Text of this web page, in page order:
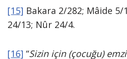
[15] Bakara 2/282; Mâide
24/13; Nûr 24/4.
[16] “Sizin için (çocuğu)